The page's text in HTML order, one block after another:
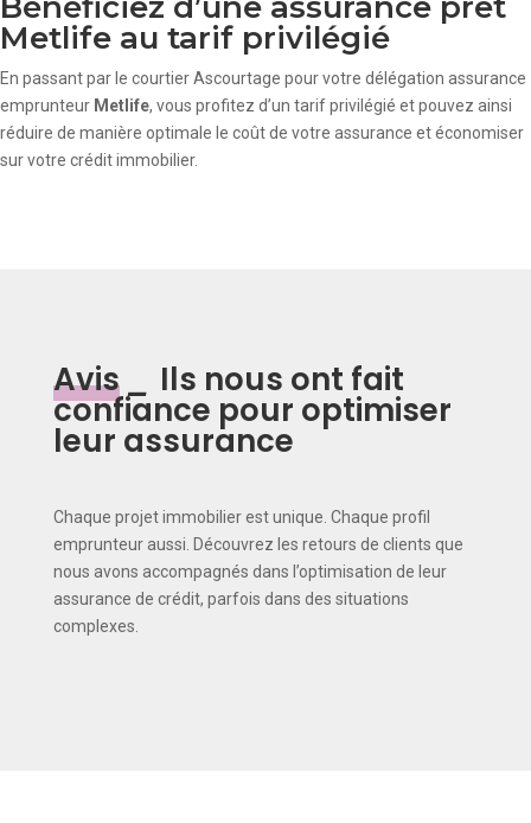
Bénéficiez d’une assurance pret
Metlife au tarif privilégié
En passant par le courtier Ascourtage pour votre délégation assurance
emprunteur Metlife, vous profitez d’un tarif privilégié et pouvez ainsi
réduire de manière optimale le coût de votre assurance et économiser
sur votre crédit immobilier.
Avis _ Ils nous ont fait
confiance pour optimiser
leur assurance
Chaque projet immobilier est unique. Chaque profil
emprunteur aussi. Découvrez les retours de clients que
nous avons accompagnés dans l’optimisation de leur
assurance de crédit, parfois dans des situations
complexes.